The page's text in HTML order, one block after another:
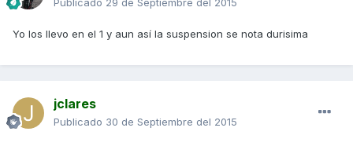
Publicado 29 de Septiembre del 2015
Yo los llevo en el 1 y aun así la suspension se nota durisima
jclares
Publicado 30 de Septiembre del 2015